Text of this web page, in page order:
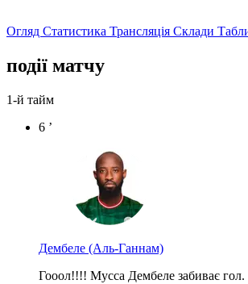
Огляд Статистика Трансляція Склади
події матчу
1-й тайм
6 ’
Дембеле (Аль-Ганнам)
Гооол!!!! Мусса Дембеле забиває гол.